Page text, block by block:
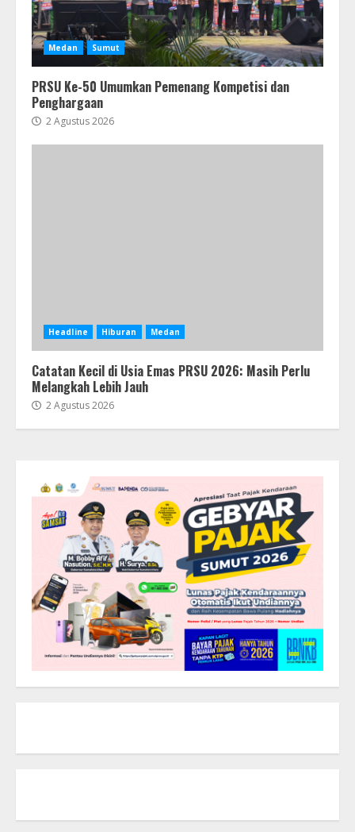
Medan Sumut
PRSU Ke-50 Umumkan Pemenang Kompetisi dan
Penghargaan
2 Agustus 2026
Headline Hiburan Medan
Catatan Kecil di Usia Emas PRSU 2026: Masih Perlu
Melangkah Lebih Jauh
2 Agustus 2026